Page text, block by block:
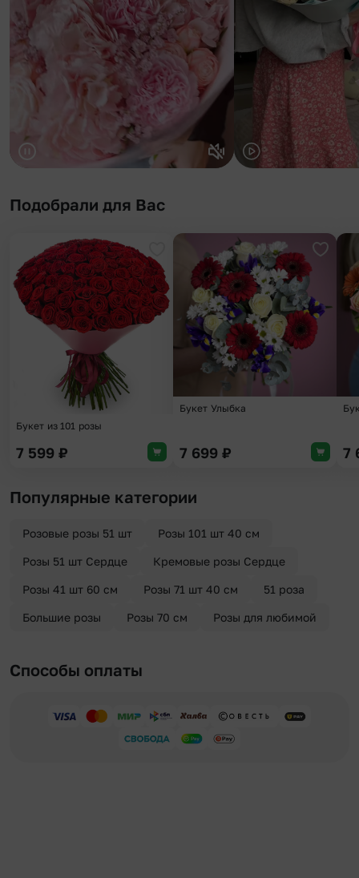
Подобрали для Вас
Добавить в избранное
Букет из 101 розы
7 599 ₽
Букет Улыбка
7 699 ₽ 7
Популярные категории
Розовые розы 51 шт Розы 101 шт 40 см
Розы 51 шт Сердце Кремовые розы Сердце
Розы 41 шт 60 см Розы 71 шт 40 см 51 роза
Большие розы Розы 70 см Розы для любимой
Способы оплаты